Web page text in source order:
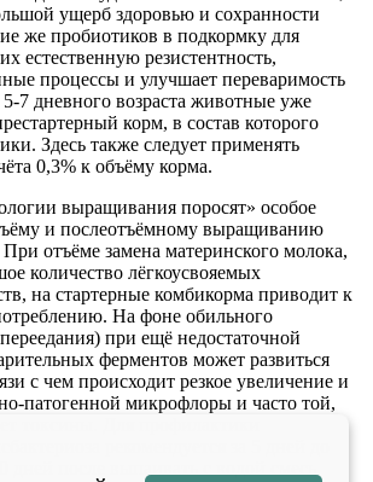
ущерб здоровью и сохранности
же пробиотиков в подкормку для
естественную резистентность,
процессы и улучшает переваримость
7 дневного возраста животные уже
корм, в состав которого
Здесь также следует применять
0,3% к объёму корма.
выращивания поросят» особое
и послеотъёмному выращиванию
отъёме замена материнского молока,
количество лёгкоусвояемых
на стартерные комбикорма приводит к
На фоне обильного
при ещё недостаточной
ферментов может развиться
с чем происходит резкое увеличение и
патогенной микрофлоры и часто той,
токсины. Для профилактики
рекомендуется за 5 дней до
дней после выпаивать с водой смесь